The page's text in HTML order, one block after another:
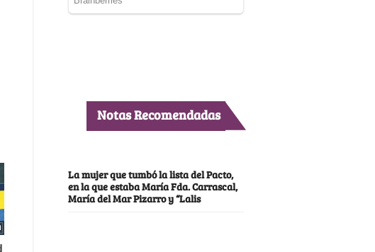
Notas Recomendadas
La mujer que tumbó la lista del Pacto,
en la que estaba María Fda. Carrascal,
María del Mar Pizarro y “Lalis